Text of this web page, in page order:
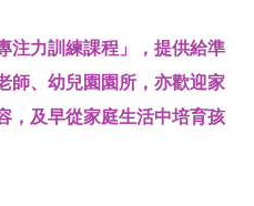
注力訓練課程」，提供給準
師、幼兒園園所，亦歡迎家
，及早從家庭生活中培育孩